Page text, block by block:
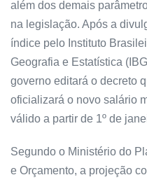
além dos demais
na legislação. Após a
índice pelo Instituto
Geografia e Estatística
governo editará o decreto
oficializará o novo salário
válido a partir de 1º de
Segundo o Ministério do
e Orçamento, a projeção